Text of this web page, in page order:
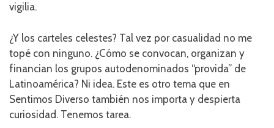
vigilia.
¿Y los carteles celestes? Tal vez por casualidad no me
topé con ninguno. ¿Cómo se convocan, organizan y
financian los grupos autodenominados “provida” de
Latinoamérica? Ni idea. Este es otro tema que en
Sentimos Diverso también nos importa y despierta
curiosidad. Tenemos tarea.